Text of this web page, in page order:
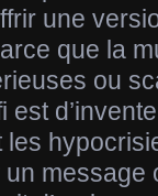
une
que la
ou
est
message